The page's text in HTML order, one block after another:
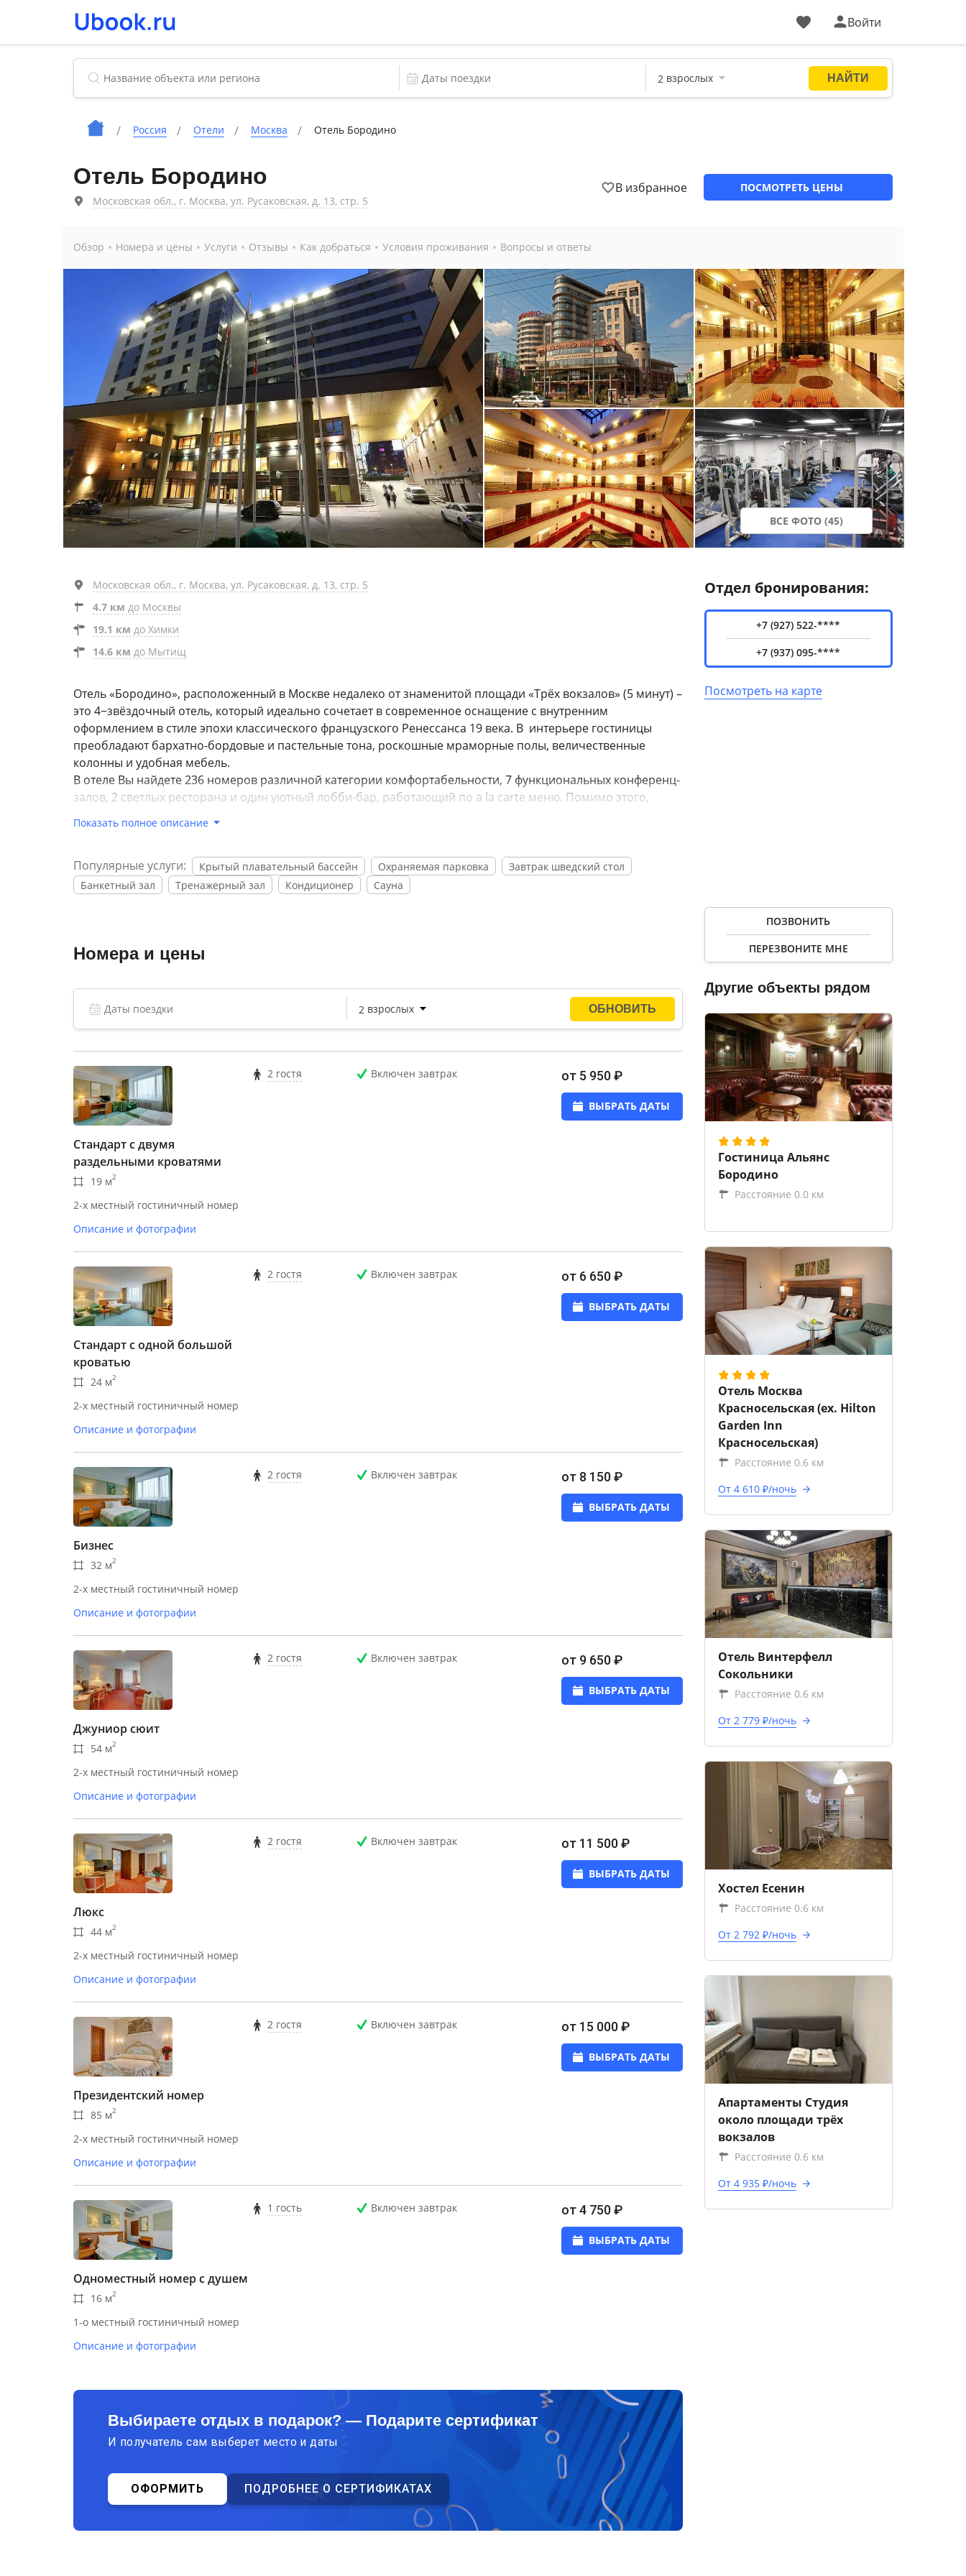
Войти
Россия Отели Москва Отель Бородино
Отель Бородино
Московская обл., г. Москва, ул. Русаковская, д. 13, стр. 5
В избранное ПОСМОТРЕТЬ ЦЕНЫ
Обзор Номера и цены Услуги Отзывы Как добраться Условия проживания Вопросы и ответы
ВСЕ ФОТО (45)
Московская обл., г. Москва, ул. Русаковская, д. 13, стр. 5
4.7 км до Москвы
19.1 км до Химки
14.6 км до Мытищ
Отель «Бородино», расположенный в Москве недалеко от знаменитой площади «Трёх вокзалов» (5 минут) –
это 4−звёздочный отель, который идеально сочетает в современное оснащение с внутренним
оформлением в стиле эпохи классического французского Ренессанса 19 века. В интерьере гостиницы
преобладают бархатно-бордовые и пастельные тона, роскошные мраморные полы, величественные
колонны и удобная мебель.
В отеле Вы найдете 236 номеров различной категории комфортабельности, 7 функциональных конференц-
залов, 2 светлых ресторана и один уютный лобби-бар, работающий по a la carte меню. Помимо этого,
уютным бассейном, где каждый гость сможет отдохнуть после изнурительного дня в столице.
гостям самый высокий уровень сервиса. Высокопрофессиональный персонал сделает все, чтобы
пребывание в столице не было обременено проблемами, а положительные эмоции от поездки остались в
номер оборудован специальной рабочей зоной для деловых гостей. Останавливаясь на ночь в отеле
комфортную туристическую или рабочую поездку.
Отель отлично подойдет для деловых встреч, конференций и торжественных мероприятий, так как
располагает новейшим профессиональным оборудованием, опытным персоналом, и отличной
довольно высоким спросом:
Банкетные залы для торжественных мероприятий;
Организация конференций, семинаров, симпозиумов и собраний акционеров;
Проведение пресс-конференции.
Показать полное описание
Популярные услуги: Крытый плавательный бассейн Охраняемая парковка
Завтрак шведский стол
Банкетный зал
Тренажерный зал Кондиционер Сауна
Номера и цены
Стандарт с двумя
раздельными кроватями
19 м2
2-х местный гостиничный номер
Описание и фотографии
2 гостя Включен завтрак от 5 950 ₽
ВЫБРАТЬ ДАТЫ
Стандарт с одной большой
кроватью
24 м2
2-х местный гостиничный номер
Описание и фотографии
2 гостя Включен завтрак от 6 650 ₽
ВЫБРАТЬ ДАТЫ
Бизнес
32 м2
2-х местный гостиничный номер
Описание и фотографии
2 гостя Включен завтрак от 8 150 ₽
ВЫБРАТЬ ДАТЫ
Джуниор сюит
54 м2
2-х местный гостиничный номер
Описание и фотографии
2 гостя Включен завтрак от 9 650 ₽
ВЫБРАТЬ ДАТЫ
Люкс
44 м2
2-х местный гостиничный номер
Описание и фотографии
2 гостя Включен завтрак от 11 500 ₽
ВЫБРАТЬ ДАТЫ
Президентский номер
85 м2
2-х местный гостиничный номер
Описание и фотографии
2 гостя Включен завтрак от 15 000 ₽
ВЫБРАТЬ ДАТЫ
Одноместный номер с душем
16 м2
1-о местный гостиничный номер
Описание и фотографии
1 гость Включен завтрак от 4 750 ₽
ВЫБРАТЬ ДАТЫ
Выбираете отдых в подарок? — Подарите сертификат
И получатель сам выберет место и даты
ОФОРМИТЬ ПОДРОБНЕЕ О СЕРТИФИКАТАХ
Отдел бронирования:
+7 (927) 522-****
+7 (937) 095-****
Посмотреть на карте
ПОЗВОНИТЬ
ПЕРЕЗВОНИТЕ МНЕ
Другие объекты рядом
Гостиница Альянс
Бородино
Расстояние 0.0 км
Отель Москва
Красносельская (ex. Hilton
Garden Inn
Красносельская)
Расстояние 0.6 км
От 4 610 ₽/ночь
Отель Винтерфелл
Сокольники
Расстояние 0.6 км
От 2 779 ₽/ночь
Хостел Есенин
Расстояние 0.6 км
От 2 792 ₽/ночь
Апартаменты Студия
около площади трёх
вокзалов
Расстояние 0.6 км
От 4 935 ₽/ночь